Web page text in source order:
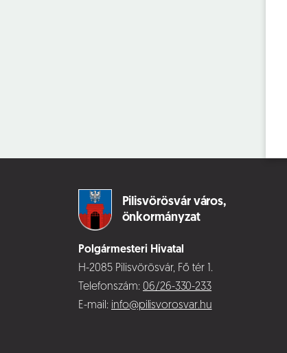
Pilisvörösvár város,
önkormányzat
Polgármesteri Hivatal
H-2085 Pilisvörösvár, Fő tér 1.
Telefonszám: 06/26-330-233
E-mail: info@pilisvorosvar.hu